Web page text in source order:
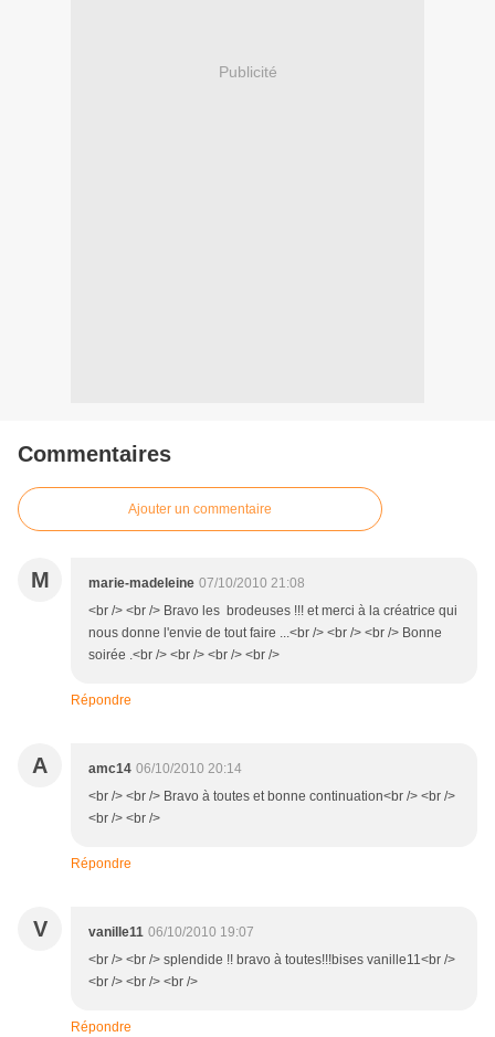
Publicité
Commentaires
Ajouter un commentaire
M marie-madeleine 07/10/2010 21:08
<br /> <br /> Bravo les brodeuses !!! et merci à la créatrice qui
nous donne l'envie de tout faire ...<br /> <br /> <br /> Bonne
soirée .<br /> <br /> <br /> <br />
Répondre
A amc14 06/10/2010 20:14
<br /> <br /> Bravo à toutes et bonne continuation<br /> <br />
<br /> <br />
Répondre
V vanille11 06/10/2010 19:07
<br /> <br /> splendide !! bravo à toutes!!!bises vanille11<br />
<br /> <br /> <br />
Répondre